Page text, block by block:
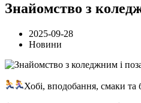
Знайомство з
2025-09-28
Новини
Хобі, вподобання, смаки та